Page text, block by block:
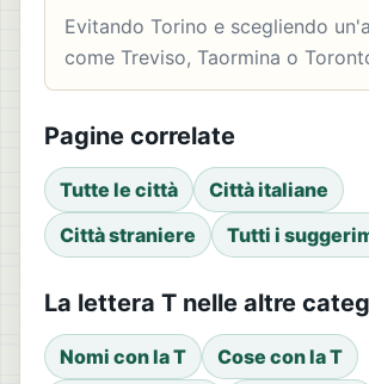
Evitando Torino e scegliendo
come Treviso, Taormina o
Pagine correlate
Tutte le città
Città italiane
Città straniere
Tutti i
La lettera T nelle altre
Nomi con la T Cose con la T